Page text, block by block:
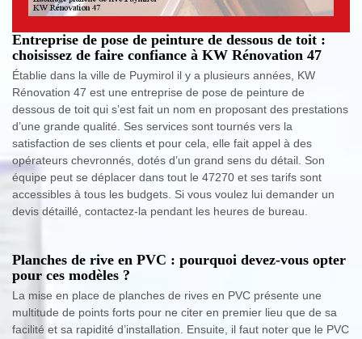
Entreprise de pose de peinture de dessous de toit :
choisissez de faire confiance à KW Rénovation 47
Établie dans la ville de Puymirol il y a plusieurs années, KW
Rénovation 47 est une entreprise de pose de peinture de
dessous de toit qui s’est fait un nom en proposant des prestations
d’une grande qualité. Ses services sont tournés vers la
satisfaction de ses clients et pour cela, elle fait appel à des
opérateurs chevronnés, dotés d’un grand sens du détail. Son
équipe peut se déplacer dans tout le 47270 et ses tarifs sont
accessibles à tous les budgets. Si vous voulez lui demander un
devis détaillé, contactez-la pendant les heures de bureau.
Planches de rive en PVC : pourquoi devez-vous opter
pour ces modèles ?
La mise en place de planches de rives en PVC présente une
multitude de points forts pour ne citer en premier lieu que de sa
facilité et sa rapidité d’installation. Ensuite, il faut noter que le PVC